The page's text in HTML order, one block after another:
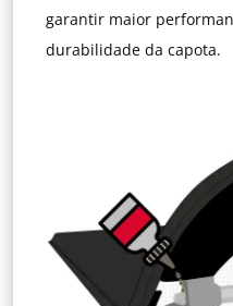
garantir maior
durabilidade da capota.